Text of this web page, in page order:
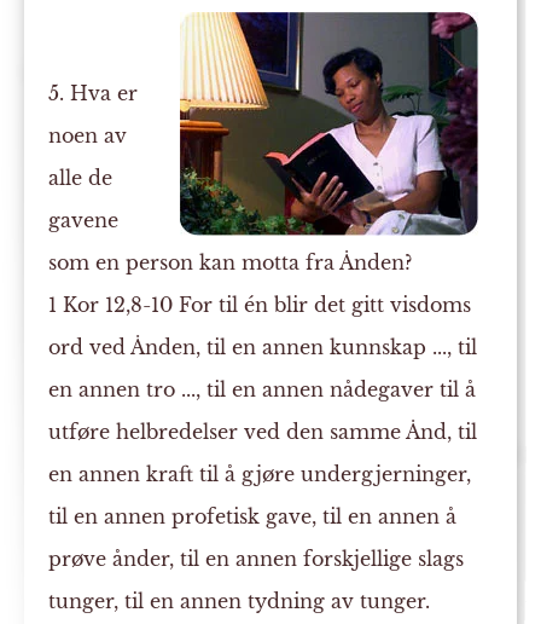
5. Hva er
noen av
alle de
gavene
som en person kan motta fra Ånden?
1 Kor 12,8-10 For til én blir det gitt visdoms
ord ved Ånden, til en annen kunnskap ..., til
en annen tro ..., til en annen nådegaver til å
utføre helbredelser ved den samme Ånd, til
en annen kraft til å gjøre undergjerninger,
til en annen profetisk gave, til en annen å
prøve ånder, til en annen forskjellige slags
tunger, til en annen tydning av tunger.